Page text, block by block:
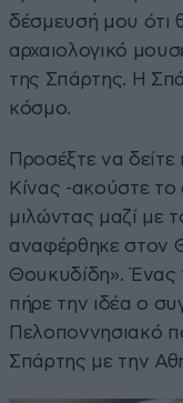
δέσμευσή μου ότι
αρχαιολογικό
της Σπάρτης. Η
κόσμο.
Προσέξτε να
Κίνας -ακούστε το
μιλώντας μαζί με
αναφέρθηκε στον
Θουκυδίδη». Ένας
πήρε την ιδέα ο
Πελοποννησιακό
Σπάρτης με την